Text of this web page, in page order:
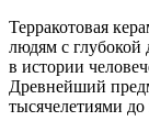
Терракотовая
людям с глубокой
в истории
Древнейший
тысячелетиями